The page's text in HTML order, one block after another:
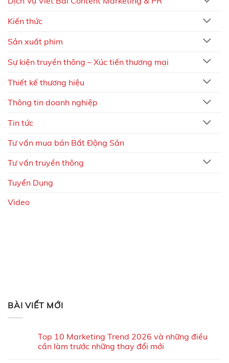
Kiến thức
Sản xuất phim
Sự kiện truyền thông – Xúc tiến thương mại
Thiết kế thương hiệu
Thông tin doanh nghiệp
Tin tức
Tư vấn mua bán Bất Động Sản
Tư vấn truyền thông
Tuyển Dụng
Video
BÀI VIẾT MỚI
Top 10 Marketing Trend 2026 và những điều
cần làm trước những thay đổi mới